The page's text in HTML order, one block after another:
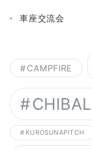
車座交流会
CAMPFIRE
KUROSUNAPITCH